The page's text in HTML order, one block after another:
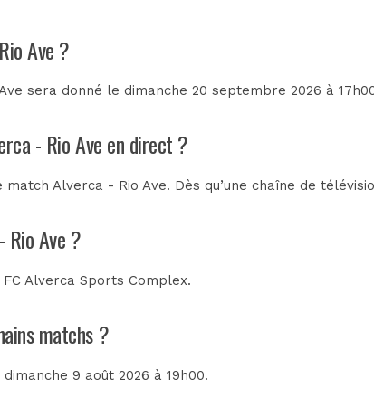
Ave ?
sera donné le dimanche 20 septembre 2026 à
- Rio Ave en direct ?
Alverca - Rio Ave. Dès qu’une chaîne de
Rio Ave ?
FC Alverca Sports Complex.
matchs ?
dimanche 9 août 2026 à 19h00.